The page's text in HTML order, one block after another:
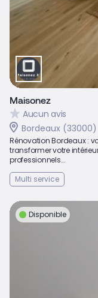
Maisonez
Aucun avis
Bordeaux (33000)
Rénovation Bordeaux :
transformer votre
professionnels...
Multi service
Disponible